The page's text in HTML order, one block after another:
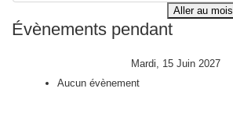
Aller au mois
Évènements pendant
Mardi, 15 Juin 2027
Aucun évènement